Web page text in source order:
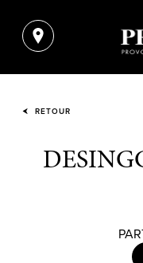
RETOUR